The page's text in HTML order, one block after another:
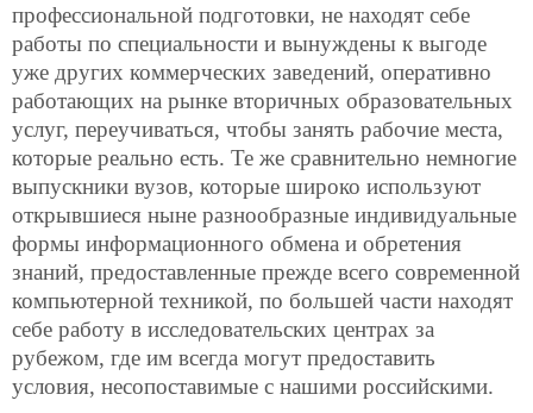
профессиональной подготовки, не находят себе
работы по специальности и вынуждены к выгоде
уже других коммерческих заведений, оперативно
работающих на рынке вторичных образовательных
услуг, переучиваться, чтобы занять рабочие места,
которые реально есть. Те же сравнительно немногие
выпускники вузов, которые широко используют
открывшиеся ныне разнообразные индивидуальные
формы информационного обмена и обретения
знаний, предоставленные прежде всего современной
компьютерной техникой, по большей части находят
себе работу в исследовательских центрах за
рубежом, где им всегда могут предоставить
условия, несопоставимые с нашими российскими.